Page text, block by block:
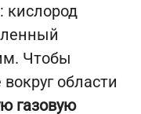
: кислород
Чтобы
области
газовую